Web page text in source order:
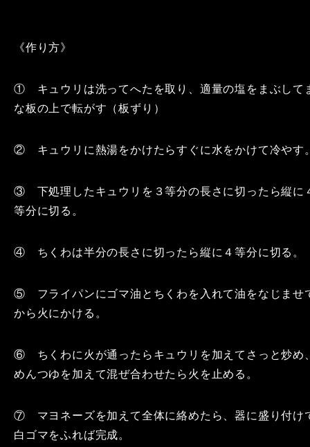
《作り方》
① キュウリは洗ってへたを取り、適量の塩をまぶして
な板の上で転がす（板ずり）
② キュウリに熱湯をかけたらすぐに水をかけて冷やす
③ 下処理したキュウリを３等分の長さに切ったら縦に
等分に切る。
④ ちくわは半分の長さに切ったら縦に４等分に切る。
⑤ フライパンにゴマ油とちくわを入れて油をなじませ
から火にかける。
⑥ ちくわに火が通ったらキュウリを加えてさっと炒め
めんつゆを加えて混ぜ合わせたら火を止める。
⑦ マヨネーズを加えて全体に絡めたら、器に盛り付け
白ゴマをふれば完成。